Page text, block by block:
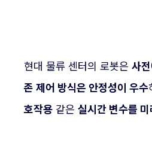
현대 물류 센터의 로봇은 사
존 제어 방식은 안정성이 우수
호작용 같은 실시간 변수를